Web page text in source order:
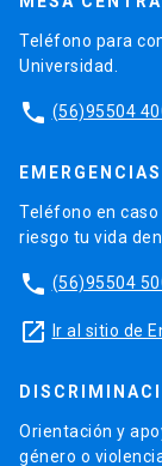
Teléfono para
Universidad.
phone (56)95504
Teléfono en
riesgo tu vida
phone (56)95504
launch Ir al sitio de
Orientación y
género o